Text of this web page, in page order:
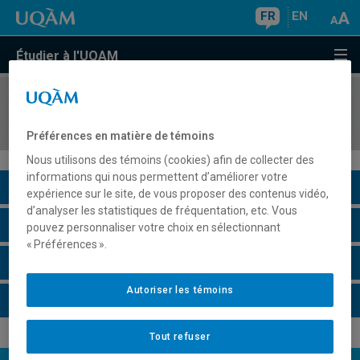
FR EN
Étudier à l'UQAM
COURS//
Description du cours
Horaire - Été 2026
Préférences en matière de témoins
Nous utilisons des témoins (cookies) afin de collecter des
informations qui nous permettent d’améliorer votre
expérience sur le site, de vous proposer des contenus vidéo,
d’analyser les statistiques de fréquentation, etc. Vous
pouvez personnaliser votre choix en sélectionnant
« Préférences ».
Tout refuser
Autoriser les témoins